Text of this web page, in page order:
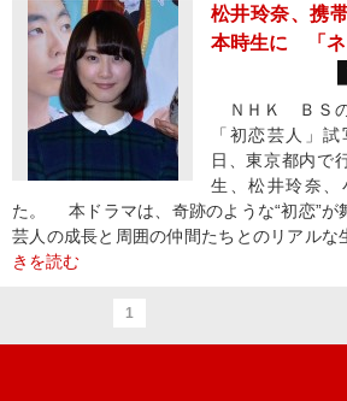
松井玲奈、携
本時生に 「ネ
ＮＨＫ ＢＳの
「初恋芸人」
日、東京都内で
生、松井玲奈、
た。 本ドラマは、奇跡のような“初恋”が
芸人の成長と周囲の仲間たちとのリアルな
きを読む
1